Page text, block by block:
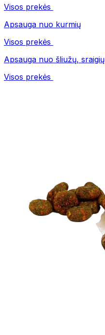
Visos prekės
Apsauga nuo kurmių
Visos prekės
Apsauga nuo šliužų, sraigių
Visos prekės